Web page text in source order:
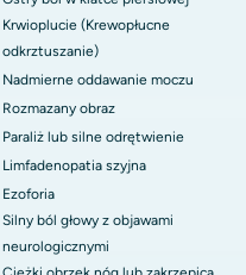
Krwioplucie (Krewopłucne
odkrztuszanie)
Nadmierne oddawanie moczu
Rozmazany obraz
Paraliż lub silne odrętwienie
Limfadenopatia szyjna
Ezoforia
Silny ból głowy z objawami
neurologicznymi